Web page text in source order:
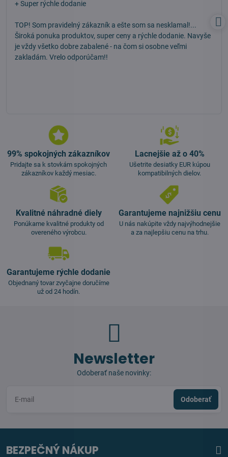
+ Super rýchle dodanie
TOP! Som pravidelný zákazník a ešte som sa nesklamal!...
Široká ponuka produktov, super ceny a rýchle dodanie. Navyše
je vždy všetko dobre zabalené - na čom si osobne veľmi
zakladám. Vrelo odporúčam!!
99% spokojných zákazníkov
Pridajte sa k stovkám spokojných
zákazníkov každý mesiac.
Lacnejšie až o 40%
Ušetrite desiatky EUR kúpou
kompatibilných dielov.
Kvalitné náhradné diely
Ponúkame kvalitné produkty od
overeného výrobcu.
Garantujeme najnižšiu cenu
U nás nakúpite vždy najvýhodnejšie
a za najlepšiu cenu na trhu.
Garantujeme rýchle dodanie
Objednaný tovar zvyčajne doručíme
už od 24 hodín.
Newsletter
Odoberať naše novinky:
Odoberať
BEZPEČNÝ NÁKUP